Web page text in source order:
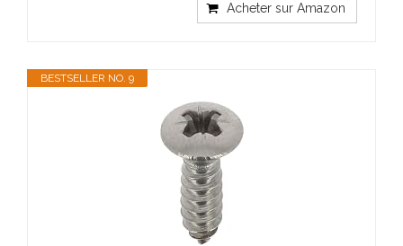
Acheter sur Amazon
BESTSELLER NO. 9